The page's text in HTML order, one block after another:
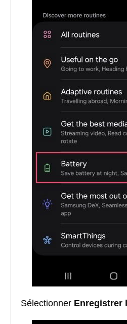
Sélectionner Enregistrer